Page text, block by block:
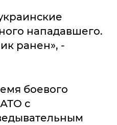
нападавшего.
ранен», -
боевого
с